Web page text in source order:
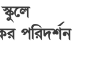
পরিদর্শন